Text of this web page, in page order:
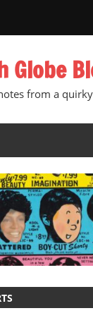
Globe
from a